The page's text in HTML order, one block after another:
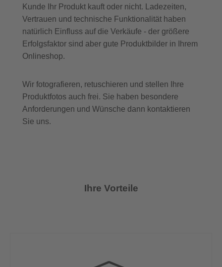
Kunde Ihr Produkt kauft oder nicht. Ladezeiten,
Vertrauen und technische Funktionalität haben
natürlich Einfluss auf die Verkäufe - der größere
Erfolgsfaktor sind aber gute Produktbilder in Ihrem
Onlineshop.
Wir fotografieren, retuschieren und stellen Ihre
Produktfotos auch frei. Sie haben besondere
Anforderungen und Wünsche dann kontaktieren
Sie uns.
Ihre Vorteile